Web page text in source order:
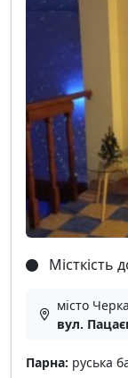
Місткість
місто
вул.
Парна: руська